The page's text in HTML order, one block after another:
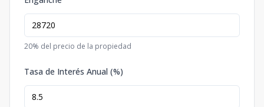
20% del precio de la propiedad
Tasa de Interés Anual (%)